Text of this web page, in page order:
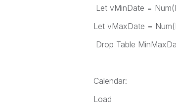
Let vMinDate =
Let vMaxDate =
Drop Table
Calendar:
Load